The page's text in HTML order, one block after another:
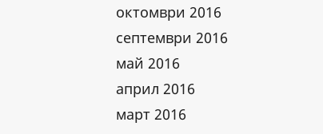
октомври 2016
септември 2016
май 2016
април 2016
март 2016